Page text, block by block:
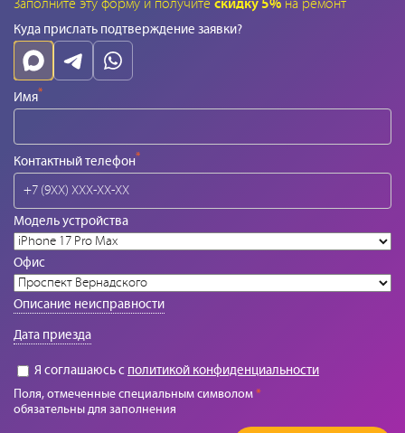
Заполните эту форму и получите скидку 5% на ремонт
Куда прислать подтверждение заявки?
Имя*
Контактный телефон*
Модель устройства
Офис
Описание неисправности
Дата приезда
Я соглашаюсь с политикой конфиденциальности
Поля, отмеченные специальным символом*
обязательны для заполнения